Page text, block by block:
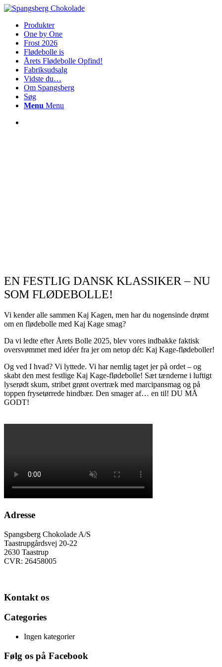
Produkter
One by One
Frost 2026
Flødebolle is
Årets Flødebolle Opfind!
Fabriksudsalg
Vidste du…
Om Spangsberg
Søg
Menu Menu
EN FESTLIG DANSK KLASSIKER – NU
SOM FLØDEBOLLE!
Vi kender alle sammen Kaj Kagen, men har du nogensinde drømt
om en flødebolle med Kaj Kage smag?
Da vi ledte efter Årets Bolle 2025, blev vores indbakke faktisk
oversvømmet med idéer fra jer om netop dét: Kaj Kage-flødeboller!
Og ved I hvad? Vi lyttede. Vi har nemlig taget jer på ordet – og
skabt den mest festlige Kaj Kage-flødebolle! Sæt tænderne i luftigt
lyserødt skum, stribet grønt overtræk med marcipansmag og på
toppen frysetørrede hindbær. Den smager af… en til! DU MÅ
GODT!
Adresse
Spangsberg Chokolade A/S
Taastrupgårdsvej 20-22
2630 Taastrup
CVR: 26458005
Kontakt os
Categories
Ingen kategorier
Følg os på Facebook